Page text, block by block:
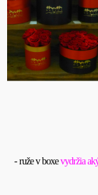
- ruže v boxevydržia